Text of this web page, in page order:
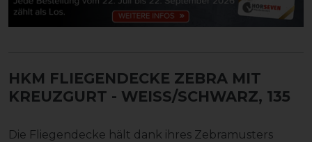
HKM FLIEGENDECKE ZEBRA MIT
KREUZGURT - WEISS/SCHWARZ, 135
Die Fliegendecke hält dank ihres Zebramusters